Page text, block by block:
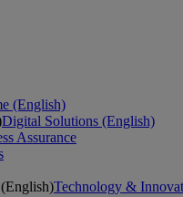
(English)
Digital Solutions (English)
Assurance
Technology &